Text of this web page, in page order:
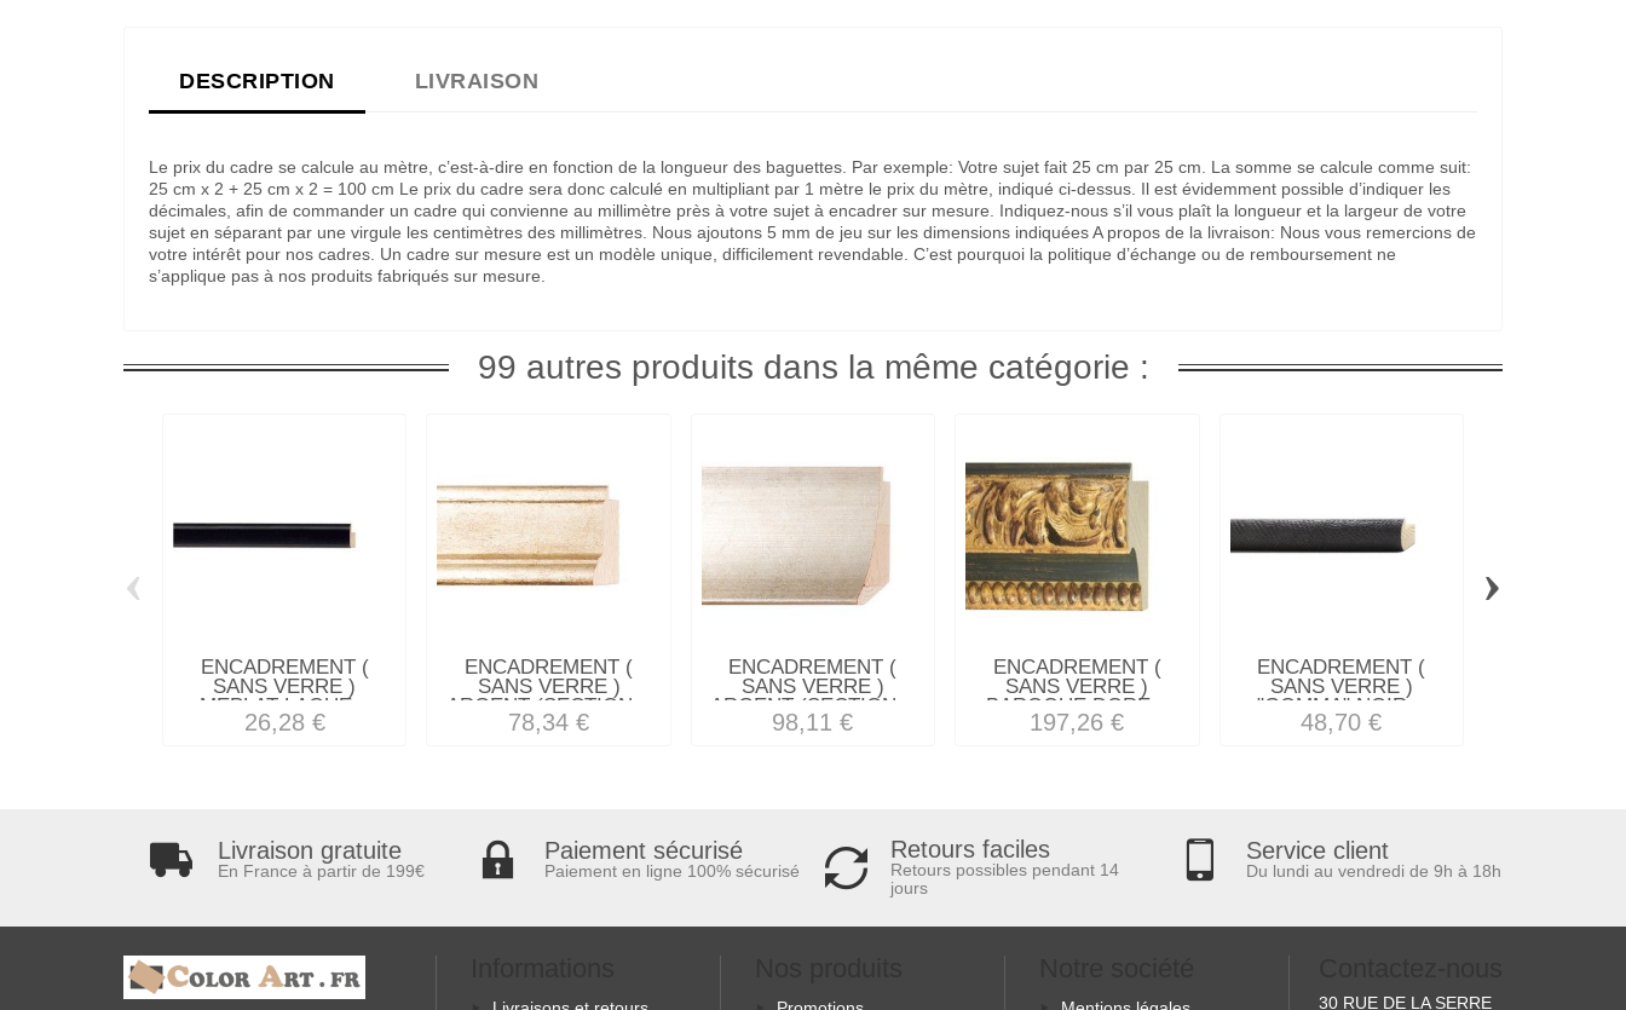
DESCRIPTION LIVRAISON
Le prix du cadre se calcule au mètre, c’est-à-dire en fonction de la longueur des baguettes. Par exemple: Votre sujet fait 25 cm par 25 cm. La somme se calcule comme suit:
25 cm x 2 + 25 cm x 2 = 100 cm Le prix du cadre sera donc calculé en multipliant par 1 mètre le prix du mètre, indiqué ci-dessus. Il est évidemment possible d’indiquer les
décimales, afin de commander un cadre qui convienne au millimètre près à votre sujet à encadrer sur mesure. Indiquez-nous s’il vous plaît la longueur et la largeur de votre
sujet en séparant par une virgule les centimètres des millimètres. Nous ajoutons 5 mm de jeu sur les dimensions indiquées A propos de la livraison: Nous vous remercions de
votre intérêt pour nos cadres. Un cadre sur mesure est un modèle unique, difficilement revendable. C’est pourquoi la politique d’échange ou de remboursement ne
s’applique pas à nos produits fabriqués sur mesure.
99 autres produits dans la même catégorie :
ENCADREMENT (
SANS VERRE )
MEPLAT LAQUE...
26,28 €
ENCADREMENT (
SANS VERRE )
ARGENT (SECTION...
78,34 €
ENCADREMENT (
SANS VERRE )
ARGENT (SECTION...
98,11 €
ENCADREMENT (
SANS VERRE )
BAROQUE DORE...
197,26 €
ENCADREMENT (
SANS VERRE )
"GOMMA" NOIR...
48,70 €
‹ ›
Livraison gratuite
En France à partir de 199€
Paiement sécurisé
Paiement en ligne 100% sécurisé
Retours faciles
Retours possibles pendant 14
jours
Service client
Du lundi au vendredi de 9h à 18h
30 RUE DE LA SERRE